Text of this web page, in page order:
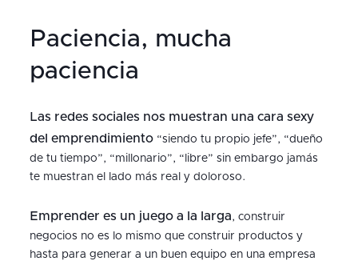
Paciencia, mucha
paciencia
Las redes sociales nos muestran una cara sexy
del emprendimiento“siendo tu propio jefe”, “dueño
de tu tiempo”, “millonario”, “libre” sin embargo jamás
te muestran el lado más real y doloroso.
Emprender es un juego a la larga, construir
negocios no es lo mismo que construir productos y
hasta para generar a un buen equipo en una empresa